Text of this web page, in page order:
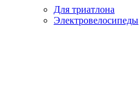
Для триатлона
Электровелосипеды